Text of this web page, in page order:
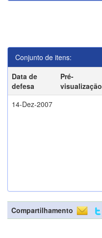
Conjunto de itens:
Data de
defesa
Pré-
visualização
14-Dez-2007
Compartilhamento